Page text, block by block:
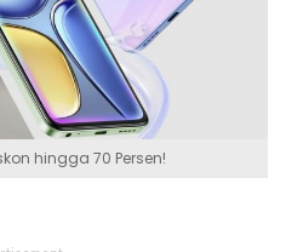
hingga 70 Persen!